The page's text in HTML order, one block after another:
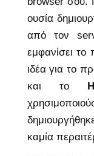
ουσία
από τον
εμφανίσει το
ιδέα για το
και το
καμία